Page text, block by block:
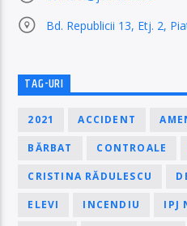
Bd. Republicii 13, Etj. 2,
TAG-URI
2021 ACCIDENT
BĂRBAT CONTROALE
CRISTINA RĂDULESCU
ELEVI INCENDIU IPJ